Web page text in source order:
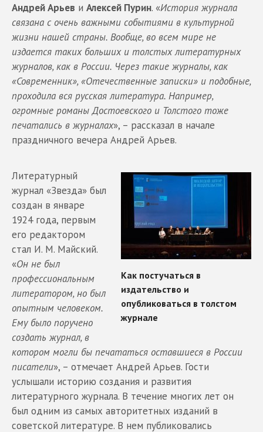
Андрей Арьев и Алексей Пурин. «История журнала
связана с очень важными событиями в культурной
жизни нашей страны. Вообще, во всем мире не
издается таких больших и толстых литературных
журналов, как в России. Через такие журналы, как
«Современник», «Отечественные записки» и подобные,
проходила вся русская литература. Например,
огромные романы Достоевского и Толстого тоже
печатались в журналах», – рассказал в начале
праздничного вечера Андрей Арьев.
Литературный
журнал «Звезда» был
создан в январе
1924 года, первым
его редактором
стал И. М. Майский.
«Он не был
профессиональным
литератором, но был
опытным человеком.
Ему было поручено
создать журнал, в
котором могли бы печататься оставшиеся в России
писатели», – отмечает Андрей Арьев. Гости
услышали историю создания и развития
литературного журнала. В течение многих лет он
был одним из самых авторитетных изданий в
советской литературе. В нем публиковались